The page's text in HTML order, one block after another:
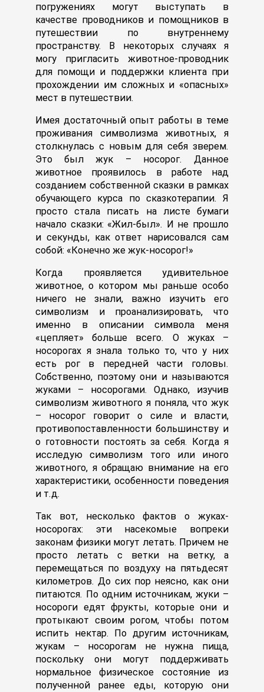
погружениях могут выступать в
качестве проводников и помощников в
путешествии по внутреннему
пространству. В некоторых случаях я
могу пригласить животное-проводник
для помощи и поддержки клиента при
прохождении им сложных и «опасных»
мест в путешествии.
Имея достаточный опыт работы в теме
проживания символизма животных, я
столкнулась с новым для себя зверем.
Это был жук – носорог. Данное
животное проявилось в работе над
созданием собственной сказки в рамках
обучающего курса по сказкотерапии. Я
просто стала писать на листе бумаги
начало сказки: «Жил-был». И не прошло
и секунды, как ответ нарисовался сам
собой: «Конечно же жук-носорог!»
Когда проявляется удивительное
животное, о котором мы раньше особо
ничего не знали, важно изучить его
символизм и проанализировать, что
именно в описании символа меня
«цепляет» больше всего. О жуках –
носорогах я знала только то, что у них
есть рог в передней части головы.
Собственно, поэтому они и называются
жуками – носорогами. Однако, изучив
символизм животного я поняла, что жук
– носорог говорит о силе и власти,
противопоставленности большинству и
о готовности постоять за себя. Когда я
исследую символизм того или иного
животного, я обращаю внимание на его
характеристики, особенности поведения
и т.д.
Так вот, несколько фактов о жуках-
носорогах: эти насекомые вопреки
законам физики могут летать. Причем не
просто летать с ветки на ветку, а
перемещаться по воздуху на пятьдесят
километров. До сих пор неясно, как они
питаются. По одним источникам, жуки –
носороги едят фрукты, которые они и
протыкают своим рогом, чтобы потом
испить нектар. По другим источникам,
жукам – носорогам не нужна пища,
поскольку они могут поддерживать
нормальное физическое состояние из
полученной ранее еды, которую они